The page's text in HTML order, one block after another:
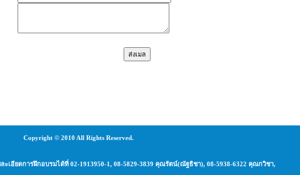
Copyright © 2010 All Rights Reserved.
เอียดการฝึกอบรมได้ที่ 02-1913950-1, 08-5829-3839 คุณรัตน์(ณัฐธิชา), 08-5938-6322 คุณกวิชา,